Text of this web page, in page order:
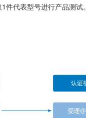
件代表型号进行产品测试。